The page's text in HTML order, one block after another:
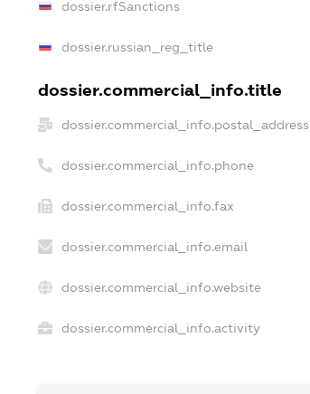
dossier.rfSanctions
dossier.russian_reg_title
dossier.commercial_info.title
dossier.commercial_info.postal_address
dossier.commercial_info.phone
dossier.commercial_info.fax
dossier.commercial_info.email
dossier.commercial_info.website
dossier.commercial_info.activity